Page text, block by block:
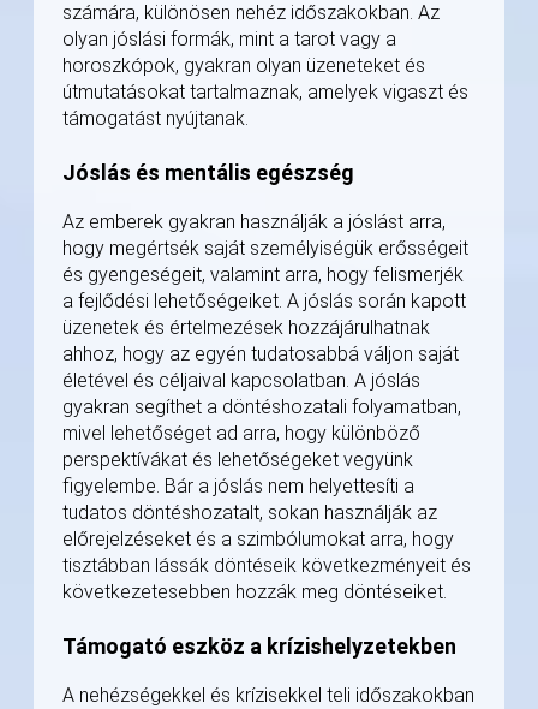
számára, különösen nehéz időszakokban. Az
olyan jóslási formák, mint a tarot vagy a
horoszkópok, gyakran olyan üzeneteket és
útmutatásokat tartalmaznak, amelyek vigaszt és
támogatást nyújtanak.
Jóslás és mentális egészség
Az emberek gyakran használják a jóslást arra,
hogy megértsék saját személyiségük erősségeit
és gyengeségeit, valamint arra, hogy felismerjék
a fejlődési lehetőségeiket. A jóslás során kapott
üzenetek és értelmezések hozzájárulhatnak
ahhoz, hogy az egyén tudatosabbá váljon saját
életével és céljaival kapcsolatban. A jóslás
gyakran segíthet a döntéshozatali folyamatban,
mivel lehetőséget ad arra, hogy különböző
perspektívákat és lehetőségeket vegyünk
figyelembe. Bár a jóslás nem helyettesíti a
tudatos döntéshozatalt, sokan használják az
előrejelzéseket és a szimbólumokat arra, hogy
tisztábban lássák döntéseik következményeit és
következetesebben hozzák meg döntéseiket.
Támogató eszköz a krízishelyzetekben
A nehézségekkel és krízisekkel teli időszakokban